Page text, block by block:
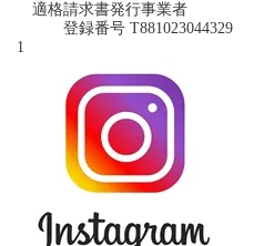
適格請求書発行事業者
登録番号 T881023044329
1